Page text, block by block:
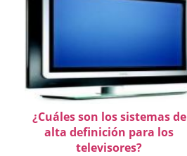
¿Cuáles son los sistemas de
alta definición para los
televisores?